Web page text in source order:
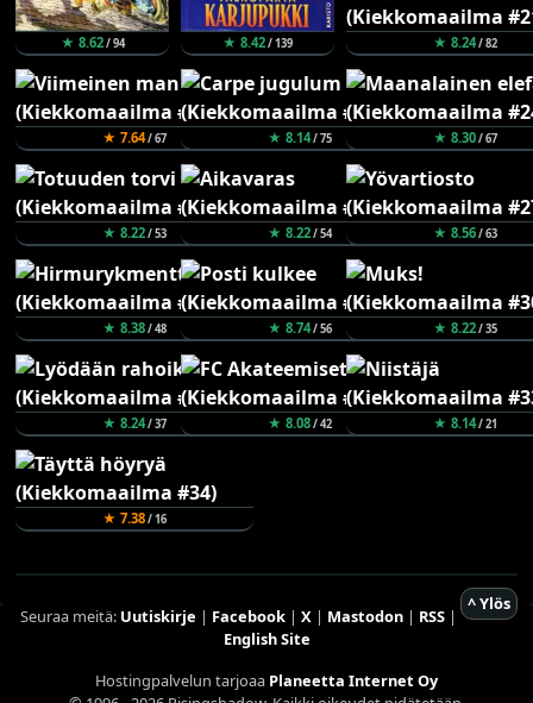
★ 8.62/ 94 ★ 8.42/ 139 ★ 8.24/ 82
★ 7.64/ 67 ★ 8.14/ 75 ★ 8.30/ 67
★ 8.22/ 53 ★ 8.22/ 54 ★ 8.56/ 63
★ 8.38/ 48 ★ 8.74/ 56 ★ 8.22/ 35
★ 8.24/ 37 ★ 8.08/ 42 ★ 8.14/ 21
★ 7.38/ 16
^ Ylös
Seuraa meitä: Uutiskirje | Facebook| X| Mastodon| RSS|
English Site
Hostingpalvelun tarjoaa Planeetta Internet Oy